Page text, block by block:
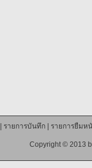
รายการบันทึก| รายการยืมห
Copyright © 2013